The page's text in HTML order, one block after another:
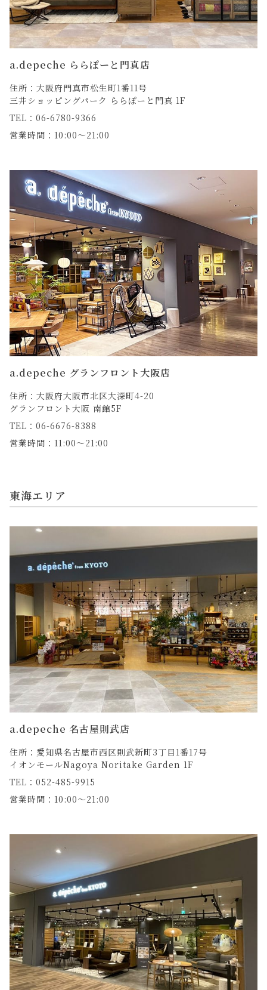
a.depeche ららぽーと門真店
住所：大阪府門真市松生町1番11号
三井ショッピングパーク ららぽーと門真 1F
TEL：06-6780-9366
営業時間：10:00～21:00
a.depeche グランフロント大阪店
住所：大阪府大阪市北区大深町4-20
グランフロント大阪 南館5F
TEL：06-6676-8388
営業時間：11:00～21:00
東海エリア
a.depeche 名古屋則武店
住所：愛知県名古屋市西区則武新町3丁目1番17号
イオンモールNagoya Noritake Garden 1F
TEL：052-485-9915
営業時間：10:00～21:00